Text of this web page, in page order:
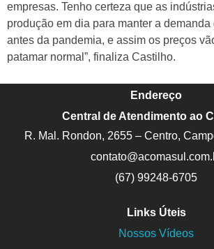
empresas. Tenho certeza que as
produção em dia para manter a
antes da pandemia, e assim os preços
patamar normal”, finaliza Castilho.
Endereço
Central de Atendimento ao
R. Mal. Rondon, 2655 – Centro,
(67) 99248-6705
Links Úteis
Nossos Vídeos